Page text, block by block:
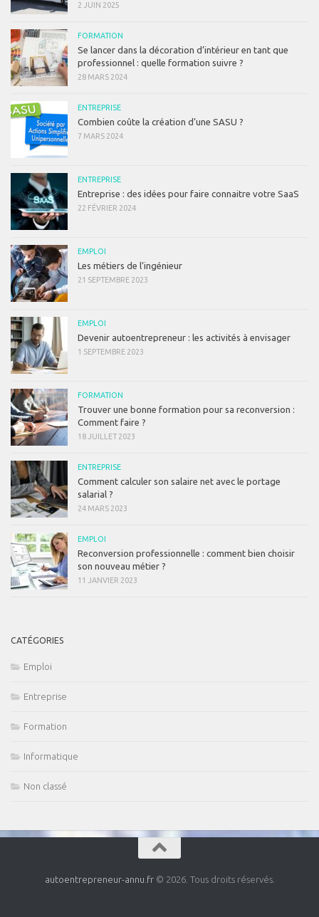
2 JUIN 2025
FORMATION
Se lancer dans la décoration d’intérieur en tant que
professionnel : quelle formation suivre ?
28 MARS 2024
ENTREPRISE
Combien coûte la création d’une SASU ?
7 MARS 2024
ENTREPRISE
Entreprise : des idées pour faire connaitre votre SaaS
22 FÉVRIER 2024
EMPLOI
Les métiers de l’ingénieur
21 SEPTEMBRE 2023
EMPLOI
Devenir autoentrepreneur : les activités à envisager
1 SEPTEMBRE 2023
FORMATION
Trouver une bonne formation pour sa reconversion :
Comment faire ?
18 JUILLET 2023
ENTREPRISE
Comment calculer son salaire net avec le portage
salarial ?
24 MARS 2023
EMPLOI
Reconversion professionnelle : comment bien choisir
son nouveau métier ?
11 JANVIER 2023
CATÉGORIES
Emploi
Entreprise
Formation
Informatique
Non classé
autoentrepreneur-annu.fr© 2026. Tous droits réservés.